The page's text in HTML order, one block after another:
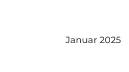
Januar 2025